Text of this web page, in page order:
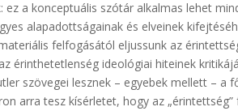
ez a konceptuális szótár alkalmas lehet
alapadottságainak és elveinek
felfogásától eljussunk az
érinthetetlenség ideológiai hiteinek
szövegei lesznek – egyebek mellett – a
arra tesz kísérletet, hogy az